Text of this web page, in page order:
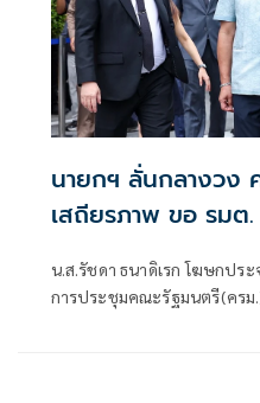
นายกฯ ลั่นกลางวง
เสถียรภาพ ขอ รมต.
น.ส.รัชดา ธนาดิเรก โฆษกปร
การประชุมคณะรัฐมนตรี(ครม